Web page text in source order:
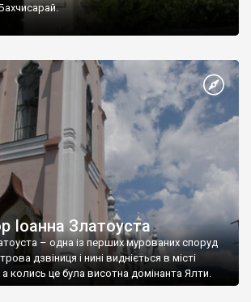
Іоанна Златоуста
– одна із перших мурованих споруд
дзвіниця і нині видніється в місті
колись це була висотна домінанта Ялти.